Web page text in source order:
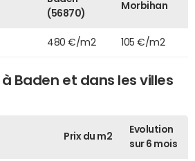
(56870)
Morbihan
480 €/m2 105 €/m2
Baden et dans les villes
Prix du m2
Evolution
sur 6 mois